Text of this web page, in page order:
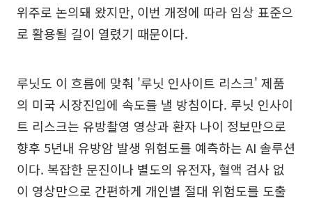
위주로 논의돼 왔지만, 이번 개정에 따라 임상 표준으
로 활용될 길이 열렸기 때문이다.
루닛도 이 흐름에 맞춰 '루닛 인사이트 리스크' 제품
의 미국 시장진입에 속도를 낼 방침이다. 루닛 인사이
트 리스크는 유방촬영 영상과 환자 나이 정보만으로
향후 5년내 유방암 발생 위험도를 예측하는 AI 솔루션
이다. 복잡한 문진이나 별도의 유전자, 혈액 검사 없
이 영상만으로 간편하게 개인별 절대 위험도를 도출